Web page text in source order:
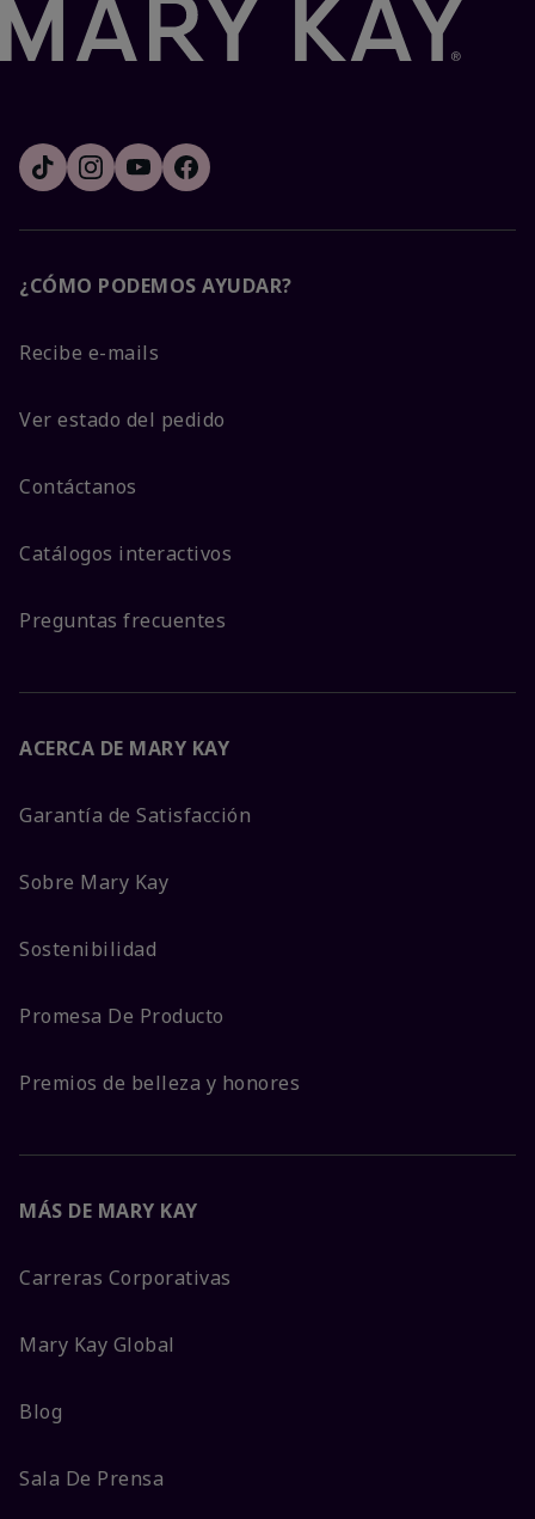
¿CÓMO PODEMOS AYUDAR?
Recibe e-mails
Ver estado del pedido
Contáctanos
Catálogos interactivos
Preguntas frecuentes
ACERCA DE MARY KAY
Garantía de Satisfacción
Sobre Mary Kay
Sostenibilidad
Promesa De Producto
Premios de belleza y honores
MÁS DE MARY KAY
Carreras Corporativas
Mary Kay Global
Blog
Sala De Prensa